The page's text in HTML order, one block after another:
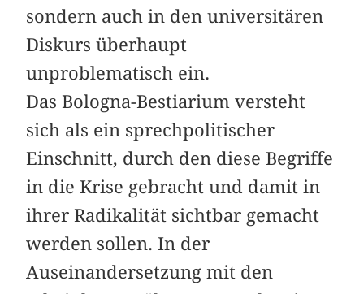
sondern auch in den universitären
Diskurs überhaupt
unproblematisch ein.
Das Bologna-Bestiarium versteht
sich als ein sprechpolitischer
Einschnitt, durch den diese Begriffe
in die Krise gebracht und damit in
ihrer Radikalität sichtbar gemacht
werden sollen. In der
Auseinandersetzung mit den